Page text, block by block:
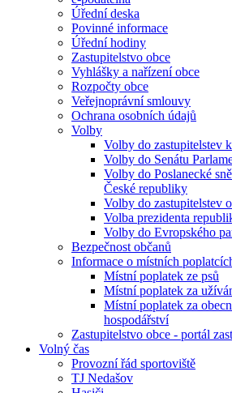
Úřední deska
Povinné informace
Úřední hodiny
Zastupitelstvo obce
Vyhlášky a nařízení obce
Rozpočty obce
Veřejnoprávní smlouvy
Ochrana osobních údajů
Volby
Volby do zastupitelstev
Volby do Senátu
Volby do Poslanecké
České republiky
Volby do zastupitelstev
Volba prezidenta
Volby do Evropského
Bezpečnost občanů
Informace o místních
Místní poplatek ze psů
Místní poplatek za
Místní poplatek za
hospodářství
Zastupitelstvo obce - portál
Volný čas
Provozní řád sportoviště
TJ Nedašov